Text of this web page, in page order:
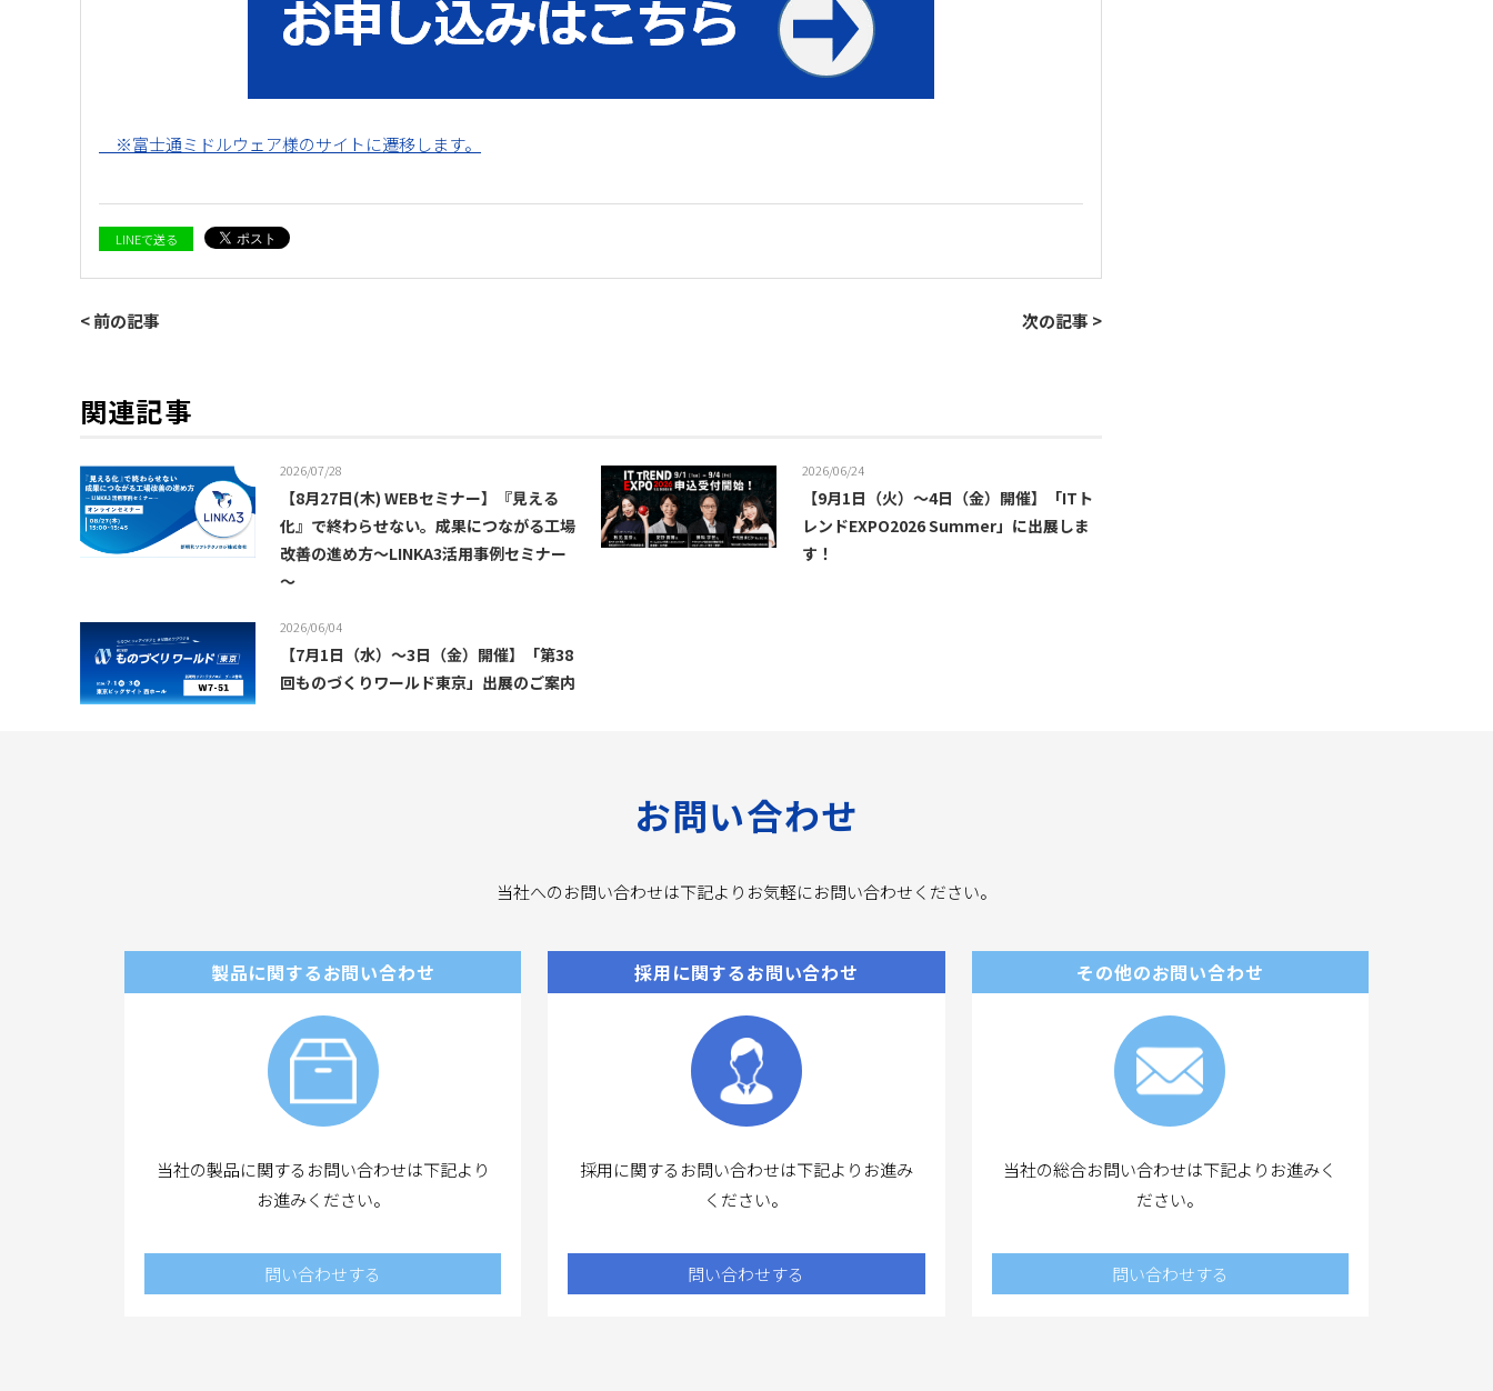
※富士通ミドルウェア様のサイトに遷移します。
LINEで送る
< 前の記事 次の記事 >
関連記事
2026/07/28
【8月27日(木) WEBセミナー】『見える
化』で終わらせない。成果につながる工場
改善の進め方～LINKA3活用事例セミナー
～
2026/06/24
【9月1日（火）～4日（金）開催】「ITト
レンドEXPO2026 Summer」に出展しま
す！
2026/06/04
【7月1日（水）～3日（金）開催】「第38
回ものづくりワールド東京」出展のご案内
お問い合わせ
当社へのお問い合わせは下記よりお気軽にお問い合わせください。
製品に関するお問い合わせ
当社の製品に関するお問い合わせは下記より
お進みください。
問い合わせする
採用に関するお問い合わせ
採用に関するお問い合わせは下記よりお進み
ください。
問い合わせする
その他のお問い合わせ
当社の総合お問い合わせは下記よりお進みく
ださい。
問い合わせする